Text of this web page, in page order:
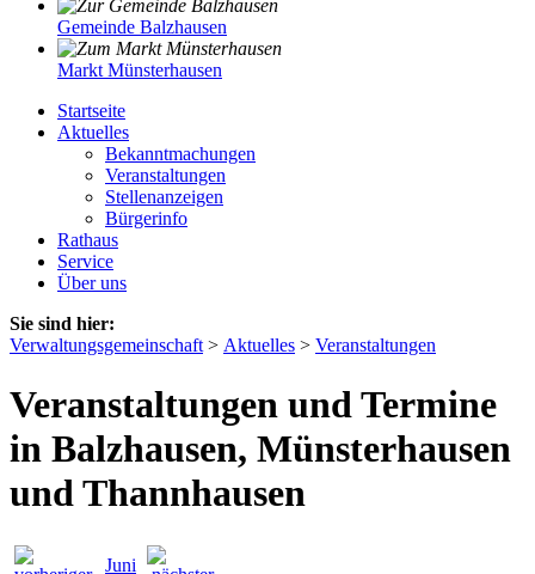
Gemeinde Balzhausen
Markt Münsterhausen
Startseite
Aktuelles
Bekanntmachungen
Veranstaltungen
Stellenanzeigen
Bürgerinfo
Rathaus
Service
Über uns
Sie sind hier:
Verwaltungsgemeinschaft > Aktuelles > Veranstaltungen
Veranstaltungen und Termine
in Balzhausen, Münsterhausen
und Thannhausen
Juni